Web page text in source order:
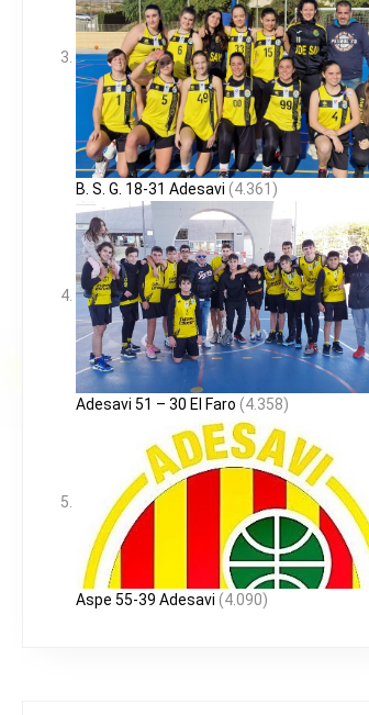
B. S. G. 18-31 Adesavi (4.361)
Adesavi 51 – 30 El Faro (4.358)
Aspe 55-39 Adesavi (4.090)